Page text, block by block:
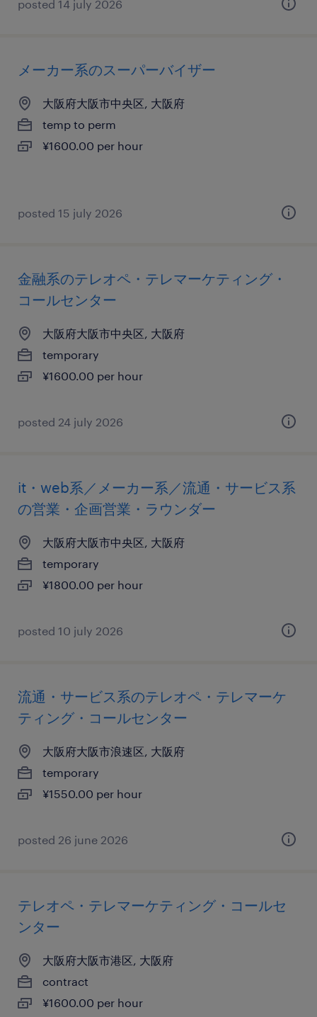
posted 14 july 2026
メーカー系のスーパーバイザー
大阪府大阪市中央区, 大阪府
temp to perm
¥1600.00 per hour
posted 15 july 2026
金融系のテレオペ・テレマーケティング・
コールセンター
大阪府大阪市中央区, 大阪府
temporary
¥1600.00 per hour
posted 24 july 2026
it・web系／メーカー系／流通・サービス系
の営業・企画営業・ラウンダー
大阪府大阪市中央区, 大阪府
temporary
¥1800.00 per hour
posted 10 july 2026
流通・サービス系のテレオペ・テレマーケ
ティング・コールセンター
大阪府大阪市浪速区, 大阪府
temporary
¥1550.00 per hour
posted 26 june 2026
テレオペ・テレマーケティング・コールセ
ンター
大阪府大阪市港区, 大阪府
contract
¥1600.00 per hour